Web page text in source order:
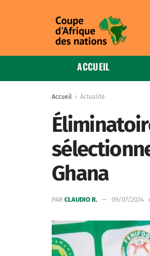
ACCUEIL
Accueil Actualité
Ghana
PAR CLAUDIO R. 09/07/2024